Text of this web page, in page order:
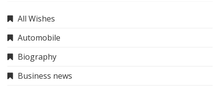
All Wishes
Automobile
Biography
Business news